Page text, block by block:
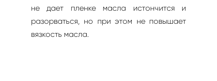
не дает пленке масла истончится и
разорваться, но при этом не повышает
вязкость масла.